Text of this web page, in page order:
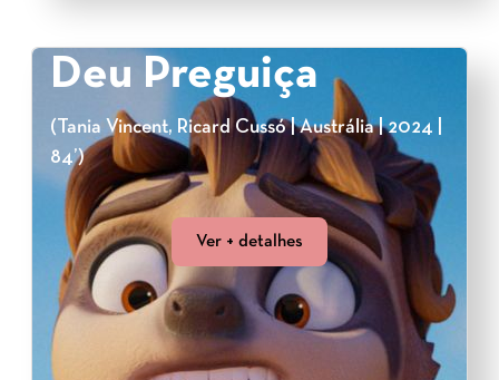
Deu Preguiça
(Tania Vincent, Ricard Cussó | Austrália | 2024 |
84’)
Ver + detalhes